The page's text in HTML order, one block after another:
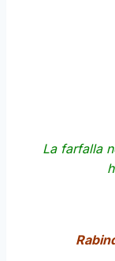
La farfalla